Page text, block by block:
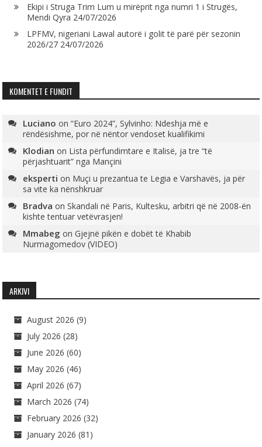
Ekipi i Struga Trim Lum u mirëprit nga numri 1 i Strugës,
Mendi Qyra 24/07/2026
LPFMV, nigeriani Lawal autorë i golit të parë për sezonin
2026/27 24/07/2026
KOMENTET E FUNDIT
Luciano on“Euro 2024”, Sylvinho: Ndeshja më e
rëndësishme, por në nëntor vendoset kualifikimi
Klodian on Lista përfundimtare e Italisë, ja tre “të
përjashtuarit” nga Mançini
eksperti on Muçi u prezantua te Legia e Varshavës, ja për
sa vite ka nënshkruar
Bradva onSkandali në Paris, Kultesku, arbitri që në 2008-ën
kishte tentuar vetëvrasjen!
Mmabeg onGjejnë pikën e dobët të Khabib
Nurmagomedov (VIDEO)
ARKIVI
August 2026 (9)
July 2026 (28)
June 2026 (60)
May 2026 (46)
April 2026 (67)
March 2026 (74)
February 2026 (32)
January 2026 (81)